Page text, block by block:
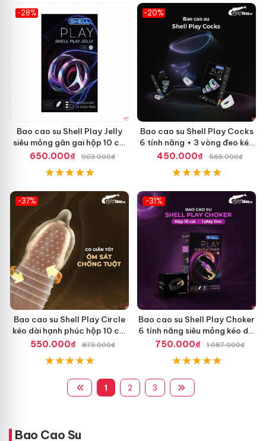
-28%
Bao cao su Shell Play Jelly
siêu mỏng gân gai hộp 10 cái
kèm vòng kéo dài
650.000₫ 903.000₫
-20%
Bao cao su Shell Play Cocks
6 tính năng + 3 vòng đeo kéo
dài cực bền
450.000₫ 563.000₫
-37%
Bao cao su Shell Play Circle
kéo dài hạnh phúc hộp 10 cái
6 tính năng
550.000₫ 873.000₫
-31%
Hot
Bao cao su Shell Play Choker
6 tính năng siêu mỏng kéo dài
thời gian hộp 10
750.000₫ 1.087.000₫
1 2 3
Bao Cao Su